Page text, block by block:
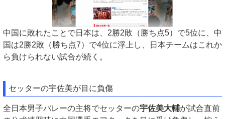
中国に敗れたことで日本は、2勝2敗（勝ち点5）で5位に、中
国は2勝2敗（勝ち点7）で4位に浮上し、日本チームはこれか
ら負けられない試合が続く。
セッターの宇佐美が目に負傷
全日本男子バレーの主将でセッターの宇佐美大輔が試合直前